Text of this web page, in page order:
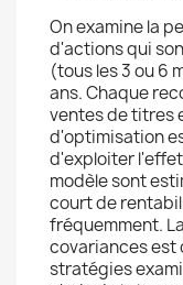
On examine la
d'actions qui
(tous les 3 ou 6
ans. Chaque
ventes de titres
d'optimisation
d'exploiter
modèle sont
court de
fréquemment.
covariances est
stratégies